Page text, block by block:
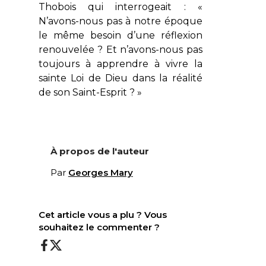
Thobois qui interrogeait : «
N’avons-nous pas à notre époque
le même besoin d’une réflexion
renouvelée ? Et n’avons-nous pas
toujours à apprendre à vivre la
sainte Loi de Dieu dans la réalité
de son Saint-Esprit ? »
À propos de l'auteur
Par Georges Mary
Cet article vous a plu ? Vous
souhaitez le commenter ?